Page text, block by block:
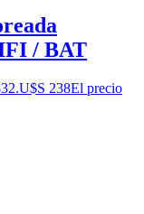
/ BAT
U$S 238El precio